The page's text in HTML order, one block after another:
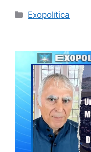
Categorías
Exopolítica